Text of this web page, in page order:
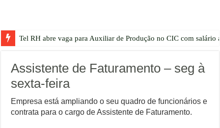
Tel RH abre vaga para Auxiliar de Produção no CIC com salário
Assistente de Faturamento – seg à
sexta-feira
Empresa está ampliando o seu quadro de funcionários e
contrata para o cargo de Assistente de Faturamento.